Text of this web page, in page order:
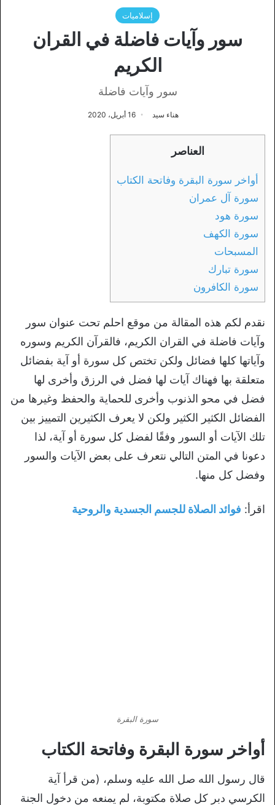
إسلاميات
سور وآيات فاضلة في القران
الكريم
سور وآيات فاضلة
هناء سيد 16 أبريل، 2020
العناصر
أواخر سورة البقرة وفاتحة الكتاب
سورة آل عمران
سورة هود
سورة الكهف
المسبحات
سورة تبارك
سورة الكافرون
نقدم لكم هذه المقالة من موقع احلم تحت عنوان سور
وآيات فاضلة في القران الكريم، فالقرآن الكريم وسوره
وآياتها كلها فضائل ولكن تختص كل سورة أو آية بفضائل
متعلقة بها فهناك آيات لها فضل في الرزق وأخرى لها
فضل في محو الذنوب وأخرى للحماية والحفظ وغيرها من
الفضائل الكثير الكثير ولكن لا يعرف الكثيرين التمييز بين
تلك الآيات أو السور وفقًا لفضل كل سورة أو آية، لذا
دعونا في المتن التالي نتعرف على بعض الآيات والسور
وفضل كل منها.
اقرأ: فوائد الصلاة للجسم الجسدية والروحية
سورة البقرة
أواخر سورة البقرة وفاتحة الكتاب
قال رسول الله صل الله عليه وسلم، (من قرأ آية
الكرسي دبر كل صلاة مكتوبة، لم يمنعه من دخول الجنة